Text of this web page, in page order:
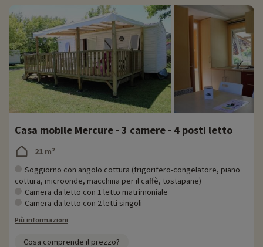
Casa mobile Mercure - 3 camere - 4 posti letto
21 m²
Soggiorno con angolo cottura (frigorifero-congelatore, piano
cottura, microonde, macchina per il caffè, tostapane)
Camera da letto con 1 letto matrimoniale
Camera da letto con 2 letti singoli
Più informazioni
Cosa comprende il prezzo?